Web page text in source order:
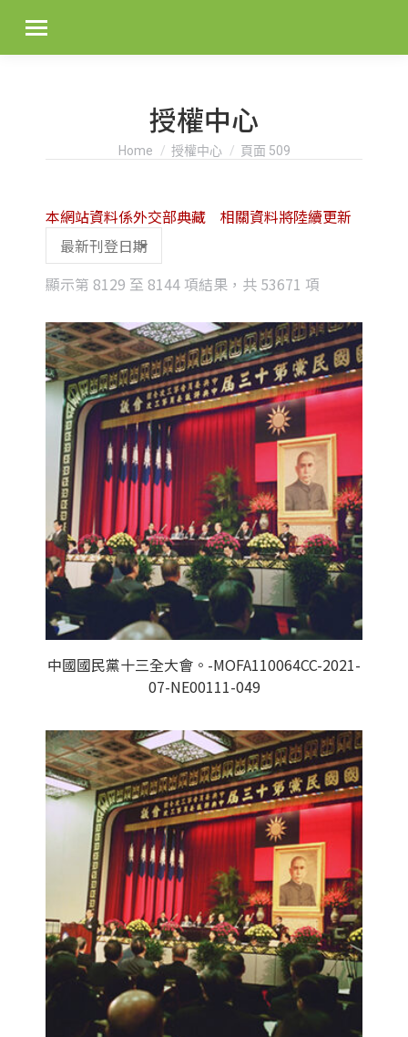
授權中心
You are here:
Home 授權中心 頁面 509
顯示第 8129 至 8144 項結果，共 53671 項
latest
本網站資料係外交部典藏 相關資料將陸續更新
中國國民黨十三全大會。-MOFA110064CC-2021-
07-NE00111-049